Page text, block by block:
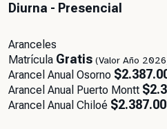
Diurna - Presencial
Aranceles
Matrícula Gratis (Valor Año
Arancel Anual Osorno
Arancel Anual Puerto Montt
Arancel Anual Chiloé